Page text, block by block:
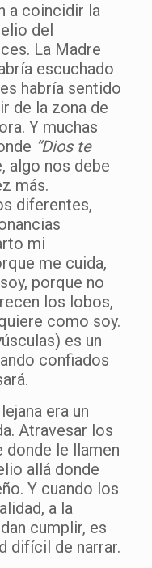
a coincidir la
del
La Madre
escuchado
habría sentido
de la zona de
Y muchas
“Dios te
algo nos debe
más.
diferentes,
mi
me cuida,
porque no
los lobos,
como soy.
es un
confiados
era un
Atravesar los
donde le llamen
allá donde
Y cuando los
a la
cumplir, es
difícil de narrar.